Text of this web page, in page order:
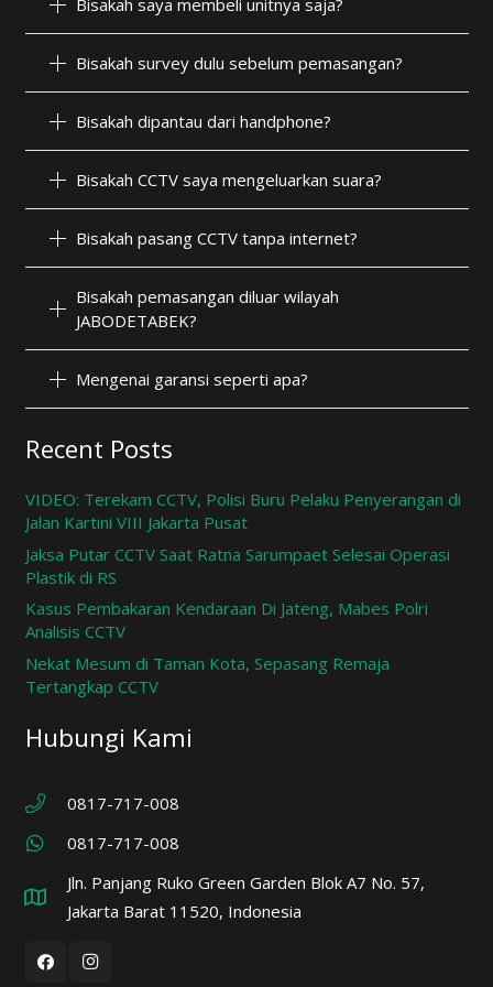
Bisakah saya membeli unitnya saja?
Bisakah survey dulu sebelum pemasangan?
Bisakah dipantau dari handphone?
Bisakah CCTV saya mengeluarkan suara?
Bisakah pasang CCTV tanpa internet?
Bisakah pemasangan diluar wilayah
JABODETABEK?
Mengenai garansi seperti apa?
Recent Posts
VIDEO: Terekam CCTV, Polisi Buru Pelaku Penyerangan di
Jalan Kartini VIII Jakarta Pusat
Jaksa Putar CCTV Saat Ratna Sarumpaet Selesai Operasi
Plastik di RS
Kasus Pembakaran Kendaraan Di Jateng, Mabes Polri
Analisis CCTV
Nekat Mesum di Taman Kota, Sepasang Remaja
Tertangkap CCTV
Hubungi Kami
0817-717-008
0817-717-008
Jln. Panjang Ruko Green Garden Blok A7 No. 57,
Jakarta Barat 11520, Indonesia